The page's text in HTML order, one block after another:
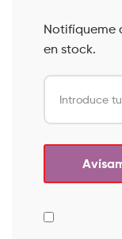
Notifíqueme
en stock.